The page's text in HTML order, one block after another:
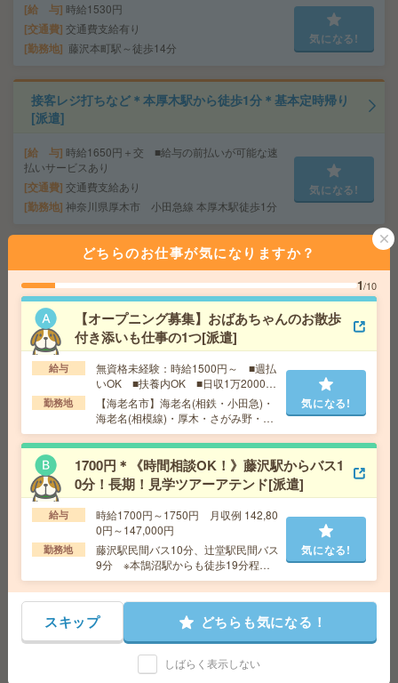
給 与 時給1530円
交通費 交通費支給有り
勤務地 藤沢本町駅～徒歩14分
気になる!
接客レジ打ちなど＊本厚木駅から徒歩1分＊基本定時帰り
[派遣]
給 与 時給1650円＋交 ■給与の前払いが可能な速
払いサービスあり
交通費 交通費支給あり
勤務地 神奈川県厚木市 小田急線 本厚木駅徒歩1分
気になる!
2名募集！正社員前提＊年収450万円以上＊週2日程度在宅
勤務OK[正社員への紹介予定派遣]
給 与
時給2100円＋交 【月収例】385,875円～ ■
給与の前払いが可能な速払いサービスあり
交通費 交通費支給あり
勤務地 神奈川県横浜市中区 みなとみらい線 馬車道
駅徒歩5分、京浜東北線 関内駅徒歩10分
気になる!
淵野辺＊高時給＊17時半まで＊未経験チャレンジOKのお
仕事[派遣]
給 与
時給1700円＋交 【月収例】300,333円～ ■
給与の前払いが可能な速払いサービスあり
交通費 交通費支給あり
神奈川県相模原市中央区 横浜線 淵野辺駅徒
歩12分
気になる!
時給1900円！歴史ある大手企業＊CAD操作のお仕事＊最
寄り駅から徒歩圏内[派遣]
時給1900円～2050円＋交 【月収例】450,4
58円～ ■給与の前払いが可能な速払いサービスあり
どちらのお仕事が気になりますか？
1/10
【オープニング募集】おばあちゃんのお散歩
付き添いも仕事の1つ[派遣]
給与
無資格未経験：時給1500円～ ■週払
いOK ■扶養内OK ■日収1万2000円
以上
勤務地
【海老名市】海老名(相鉄・小田急)・
海老名(相模線)・厚木・さがみ野・か
しわ台など勤務地多数！
気になる!
1700円＊《時間相談OK！》藤沢駅からバス1
0分！長期！見学ツアーアテンド[派遣]
給与
時給1700円～1750円 月収例 142,80
0円～147,000円
勤務地
藤沢駅民間バス10分、辻堂駅民間バス
9分 ※本鵠沼駅からも徒歩19分程
度！ 自転車通勤可能！
気になる!
スキップ どちらも気になる！
しばらく表示しない